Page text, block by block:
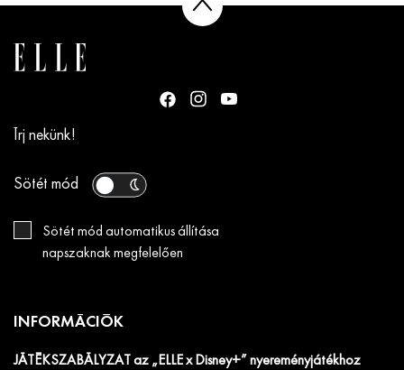
Írj nekünk!
Sötét mód
Sötét mód automatikus állítása
napszaknak megfelelően
INFORMÁCIÓK
JÁTÉKSZABÁLYZAT az „ELLE x Disney+” nyereményjátékhoz